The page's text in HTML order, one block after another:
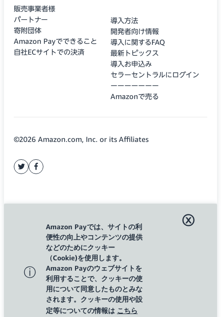
販売事業者様
パートナー
寄附団体
Amazon Payでできること
自社ECサイトでの決済
導入方法
開発者向け情報
導入に関するFAQ
最新トピックス
導入お申込み
セラーセントラルにログイン
ーーーーーーー
Amazonで売る
©2026 Amazon.com, Inc. or its Affiliates
twitterfacebook
ⓘ
Amazon Payでは、サイトの利
便性の向上やコンテンツの提供
などのためにクッキー
（Cookie)を使用します。
Amazon Payのウェブサイトを
利用することで、クッキーの使
用について同意したものとみな
されます。クッキーの使用や設
定等についての情報は こちら
ⓧ